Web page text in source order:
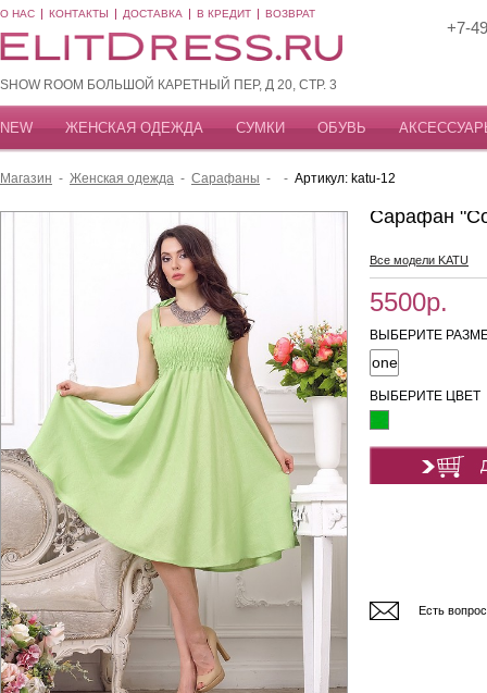
О НАС КОНТАКТЫ ДОСТАВКА В КРЕДИТ ВОЗВРАТ
SHOW ROOM БОЛЬШОЙ КАРЕТНЫЙ ПЕР, Д 20, СТР. 3
+7-
NEW ЖЕНСКАЯ ОДЕЖДА СУМКИ ОБУВЬ
Магазин - Женская одежда - Сарафаны - - Артикул: katu-12
Сарафан
Все модели KATU
5500р.
ВЫБЕРИТЕ
one
ВЫБЕРИТЕ ЦВЕТ
Есть